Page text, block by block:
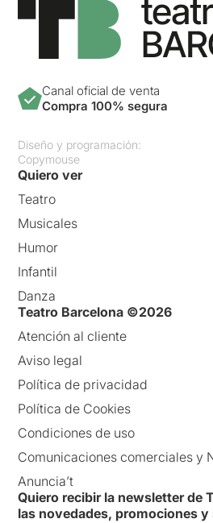
Canal oficial de venta
Compra 100% segura
Diseño y programación:
Copymouse
Quiero ver
Teatro
Musicales
Humor
Infantil
Danza
Teatro Barcelona ©2026
Atención al cliente
Aviso legal
Política de privacidad
Política de Cookies
Condiciones de uso
Comunicaciones comerciales y
Anuncia’t
Quiero recibir la newsletter de
las novedades, promociones